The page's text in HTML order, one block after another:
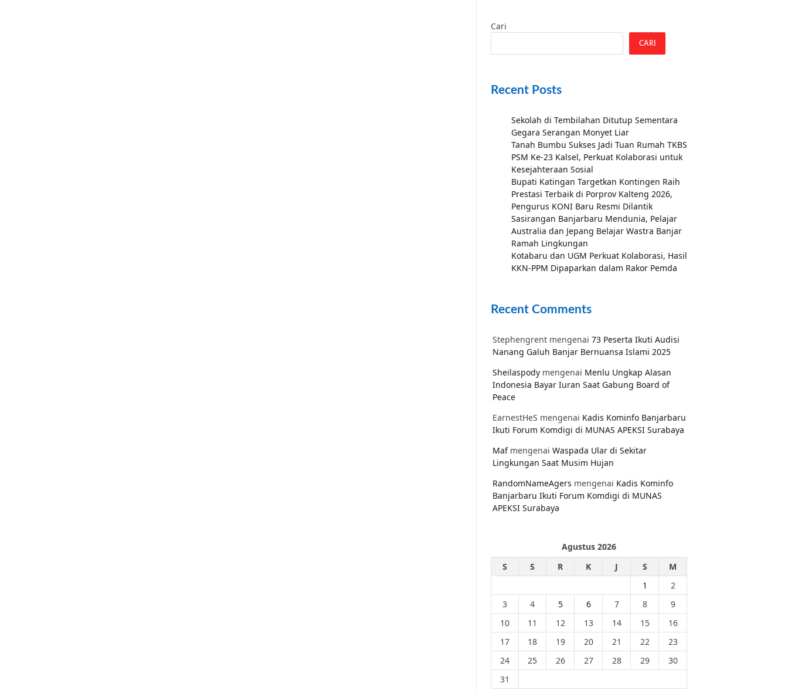
Cari
CARI
Recent Posts
Sekolah di Tembilahan Ditutup Sementara
Gegara Serangan Monyet Liar
Tanah Bumbu Sukses Jadi Tuan Rumah TKBS
PSM Ke-23 Kalsel, Perkuat Kolaborasi untuk
Kesejahteraan Sosial
Bupati Katingan Targetkan Kontingen Raih
Prestasi Terbaik di Porprov Kalteng 2026,
Pengurus KONI Baru Resmi Dilantik
Sasirangan Banjarbaru Mendunia, Pelajar
Australia dan Jepang Belajar Wastra Banjar
Ramah Lingkungan
Kotabaru dan UGM Perkuat Kolaborasi, Hasil
KKN-PPM Dipaparkan dalam Rakor Pemda
Recent Comments
Stephengrent mengenai 73 Peserta Ikuti Audisi
Nanang Galuh Banjar Bernuansa Islami 2025
Sheilaspody mengenai Menlu Ungkap Alasan
Indonesia Bayar Iuran Saat Gabung Board of
Peace
EarnestHeS mengenai Kadis Kominfo Banjarbaru
Ikuti Forum Komdigi di MUNAS APEKSI Surabaya
Mafmengenai Waspada Ular di Sekitar
Lingkungan Saat Musim Hujan
RandomNameAgers mengenai Kadis Kominfo
Banjarbaru Ikuti Forum Komdigi di MUNAS
APEKSI Surabaya
Agustus 2026
S
S R K J S
M
1
2
3
4 5 6 7 8
9
10
11 12 13 14 15
16
17
18 19 20 21 22
23
24
25 26 27 28 29
30
31